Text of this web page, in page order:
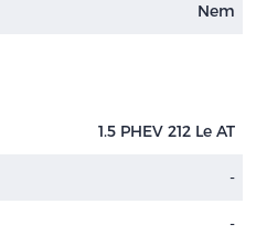
Nem
1.5 PHEV 212 Le AT
-
-